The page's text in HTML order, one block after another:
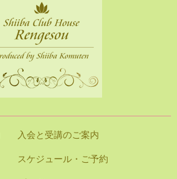
入会と受講のご案内
スケジュール・ご予約